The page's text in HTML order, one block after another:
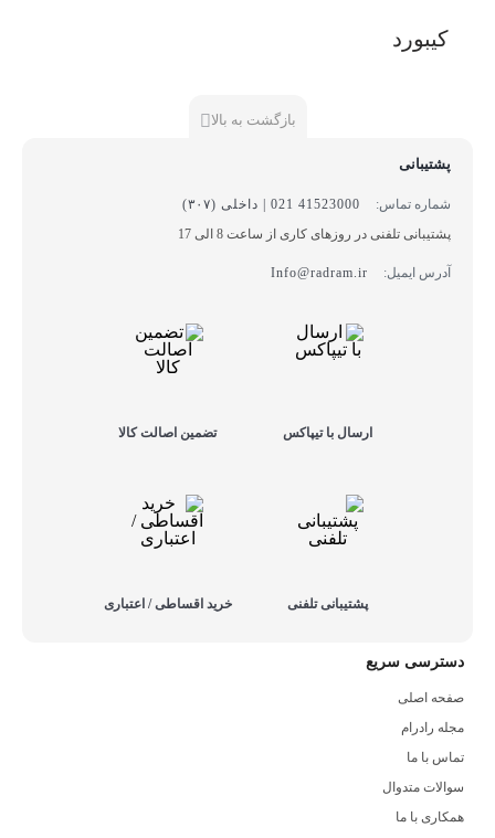
کیبورد
بازگشت به بالا
پشتیبانی
شماره تماس:
41523000 021 | داخلی (۳۰۷)
پشتیبانی تلفنی در روزهای کاری از ساعت 8 الی 17
آدرس ایمیل: Info@radram.ir
ارسال با تیپاکس تضمین اصالت کالا
پشتیبانی تلفنی خرید اقساطی / اعتباری
دسترسی سریع
صفحه اصلی
مجله رادرام
تماس با ما
سوالات متدوال
همکاری با ما